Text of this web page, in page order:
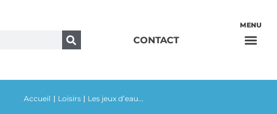
CONTACT
Accueil Loisirs Les jeux d’eau...